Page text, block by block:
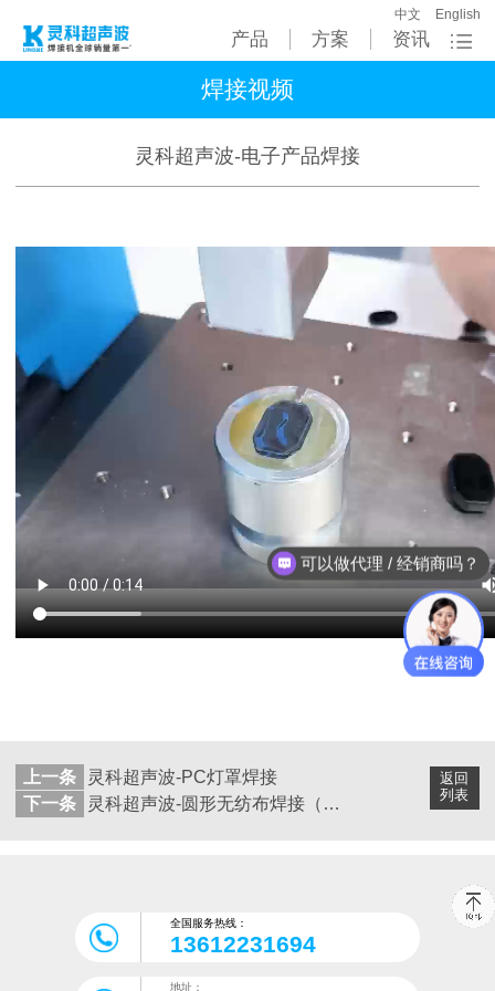
产品 方案 资讯
中文 English
焊接视频
灵科超声波-电子产品焊接
返回
列表
上一条
灵科超声波-PC灯罩焊接
下一条
灵科超声波-圆形无纺布焊接（各单层7MM）
全国服务热线：
13612231694
地址：
可以做代理 / 经销商吗？